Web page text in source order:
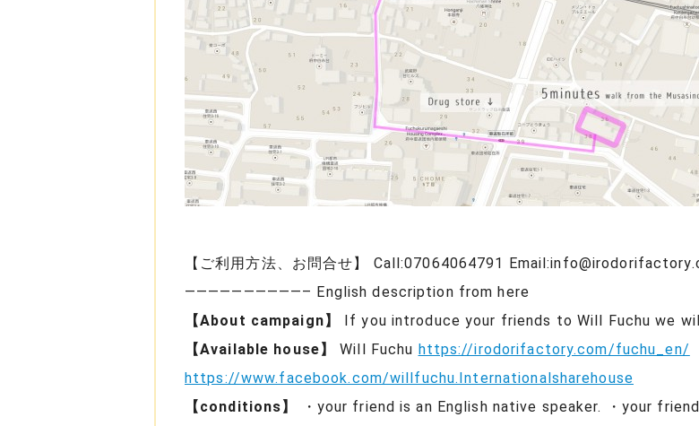
【ご利用方法、お問合せ】 Call:07064064791
——————————– English description from here
【About campaign】
If you introduce your friends to Will Fuchu we
【Available house】
Will Fuchu https://irodorifactory.com/fuchu_en/
https://www.facebook.com/willfuchu.Internationalsharehouse
【conditions】
・your friend is an English native speaker. ・your